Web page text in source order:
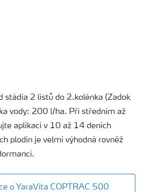
stádia 2 listů do 2.kolénka (Zadok
vody: 200 l/ha. Při středním až
aplikaci v 10 až 14 deních
plodin je velmi výhodná rovněž
o YaraVita COPTRAC 500